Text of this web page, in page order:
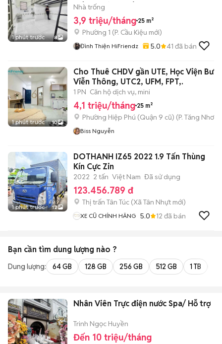
1 phút trước 8
MÔI TRƯỜNG LÊ VĂN SỸ
Nhà trống
3,9 triệu/tháng 25 m²
Phường 1 (P. Cầu Kiệu mới)
Đình Thiện HiFriendz 5.0 41 đã bán
1 phút trước 10
Cho Thuê CHDV gần UTE, Học Viện Bưu
Viễn Thông, UTC2, UFM, FPT,.
1 PN Căn hộ dịch vụ, mini
4,1 triệu/tháng 25 m²
Phường Hiệp Phú (Quận 9 cũ) (P. Tăng Nhơn
Biss Nguyễn
1 phút trước 12
DOTHANH IZ65 2022 1.9 Tấn Thùng
Kín Cực Zin
2022 2 tấn Việt Nam Đã sử dụng
123.456.789 đ
Thị trấn Tân Túc (Xã Tân Nhựt mới)
XE CŨ CHÍNH HÃNG 5.0 12 đã bán
Bạn cần tìm dung lượng nào ?
Dung lượng: 64 GB 128 GB 256 GB 512 GB 1 TB
Nhân Viên Trực điện nước Spa/ Hỗ trợ
Trinh Ngọc Huyền
Đến 10 triệu/tháng